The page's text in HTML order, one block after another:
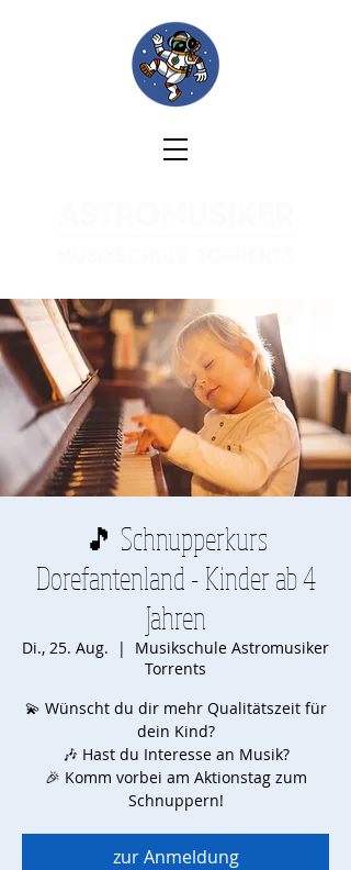
🎵 Schnupperkurs
Dorefantenland - Kinder ab 4
Jahren
Di., 25. Aug.
  |
Musikschule Astromusiker
Torrents
💫 Wünscht du dir mehr Qualitätszeit für
dein Kind?
🎶 Hast du Interesse an Musik?
🎉 Komm vorbei am Aktionstag zum
Schnuppern!
zur Anmeldung